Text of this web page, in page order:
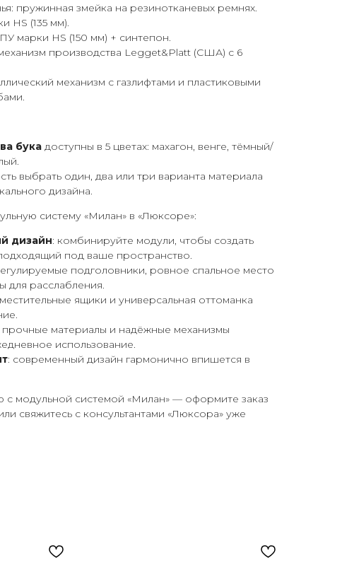
пружинная змейка на резинотканевых ремнях.
HS (135 мм).
марки HS (150 мм) + синтепон.
производства Legget&Platt (США) с 6
механизм с газлифтами и пластиковыми
бука доступны в 5 цветах: махагон, венге, тёмный/
выбрать один, два или три варианта материала
дизайна.
систему «Милан» в «Люксоре»:
дизайн: комбинируйте модули, чтобы создать
под ваше пространство.
подголовники, ровное спальное место
для расслабления.
ящики и универсальная оттоманка
прочные материалы и надёжные механизмы
использование.
: современный дизайн гармонично впишется в
с модульной системой «Милан» — оформите заказ
свяжитесь с консультантами «Люксора» уже